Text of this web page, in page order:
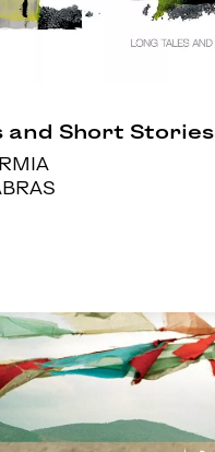
and Short Stories